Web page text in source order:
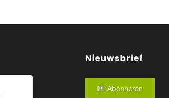
Nieuwsbrief
Abonneren